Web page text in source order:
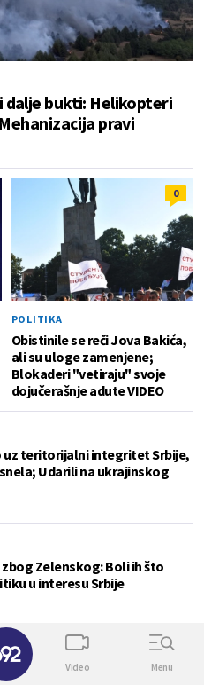
dalje bukti: Helikopteri
pravi
0
POLITIKA
Obistinile se reči Jova Bakića,
ali su uloge zamenjene;
Blokaderi "vetiraju" svoje
dojučerašnje adute VIDEO
uz teritorijalni integritet Srbije,
Udarili na ukrajinskog
Zelenskog: Boli ih što
u interesu Srbije
Video Menu